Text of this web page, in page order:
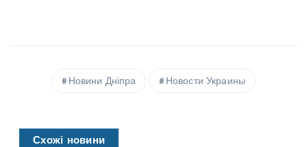
Новини Дніпра Новости Украины
Схожі новини